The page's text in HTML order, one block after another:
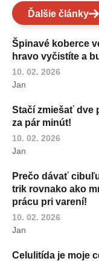
Ďalšie články
Špinavé koberce
hravo vyčistíte a
10. 02. 2026
Jan
Stačí zmiešať dve
za pár minút!
10. 02. 2026
Jan
Prečo dávať
trik rovnako ako
prácu pri varení!
10. 02. 2026
Jan
Celulitída je moje